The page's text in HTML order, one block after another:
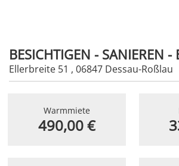
BESICHTIGEN - SANIEREN -
Ellerbreite 51 , 06847 Dessau-Roßlau
Warmmiete
490,00 €